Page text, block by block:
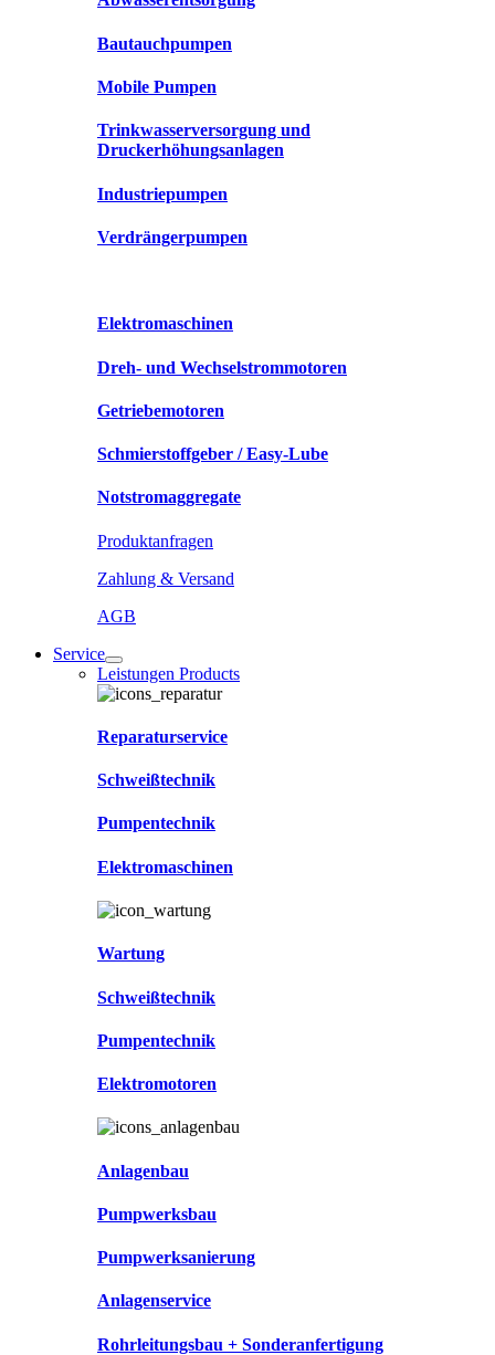
Bautauchpumpen
Mobile Pumpen
Trinkwasserversorgung und
Druckerhöhungsanlagen
Industriepumpen
Verdrängerpumpen
Elektromaschinen
Dreh- und Wechselstrommotoren
Getriebemotoren
Schmierstoffgeber / Easy-Lube
Notstromaggregate
Produktanfragen
Zahlung & Versand
AGB
Service
Leistungen Products
Reparaturservice
Schweißtechnik
Pumpentechnik
Elektromaschinen
Wartung
Schweißtechnik
Pumpentechnik
Elektromotoren
Anlagenbau
Pumpwerksbau
Pumpwerksanierung
Anlagenservice
Rohrleitungsbau + Sonderanfertigung